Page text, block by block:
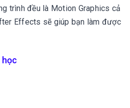
trình đều là Motion Graphics cả
Effects sẽ giúp bạn làm được